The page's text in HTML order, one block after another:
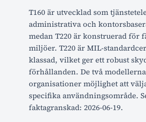
T160 är utvecklad som
administrativa och
medan T220 är konstruerad för
miljöer. T220 är MIL-
klassad, vilket ger ett robust
förhållanden. De två
organisationer möjlighet att
specifika användningsområde.
faktagranskad: 2026-06-19.